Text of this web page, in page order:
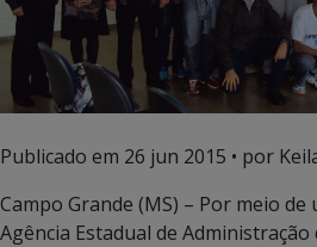
Publicado em 26 jun 2015 • por
Campo Grande (MS) – Por meio
Agência Estadual de Administração